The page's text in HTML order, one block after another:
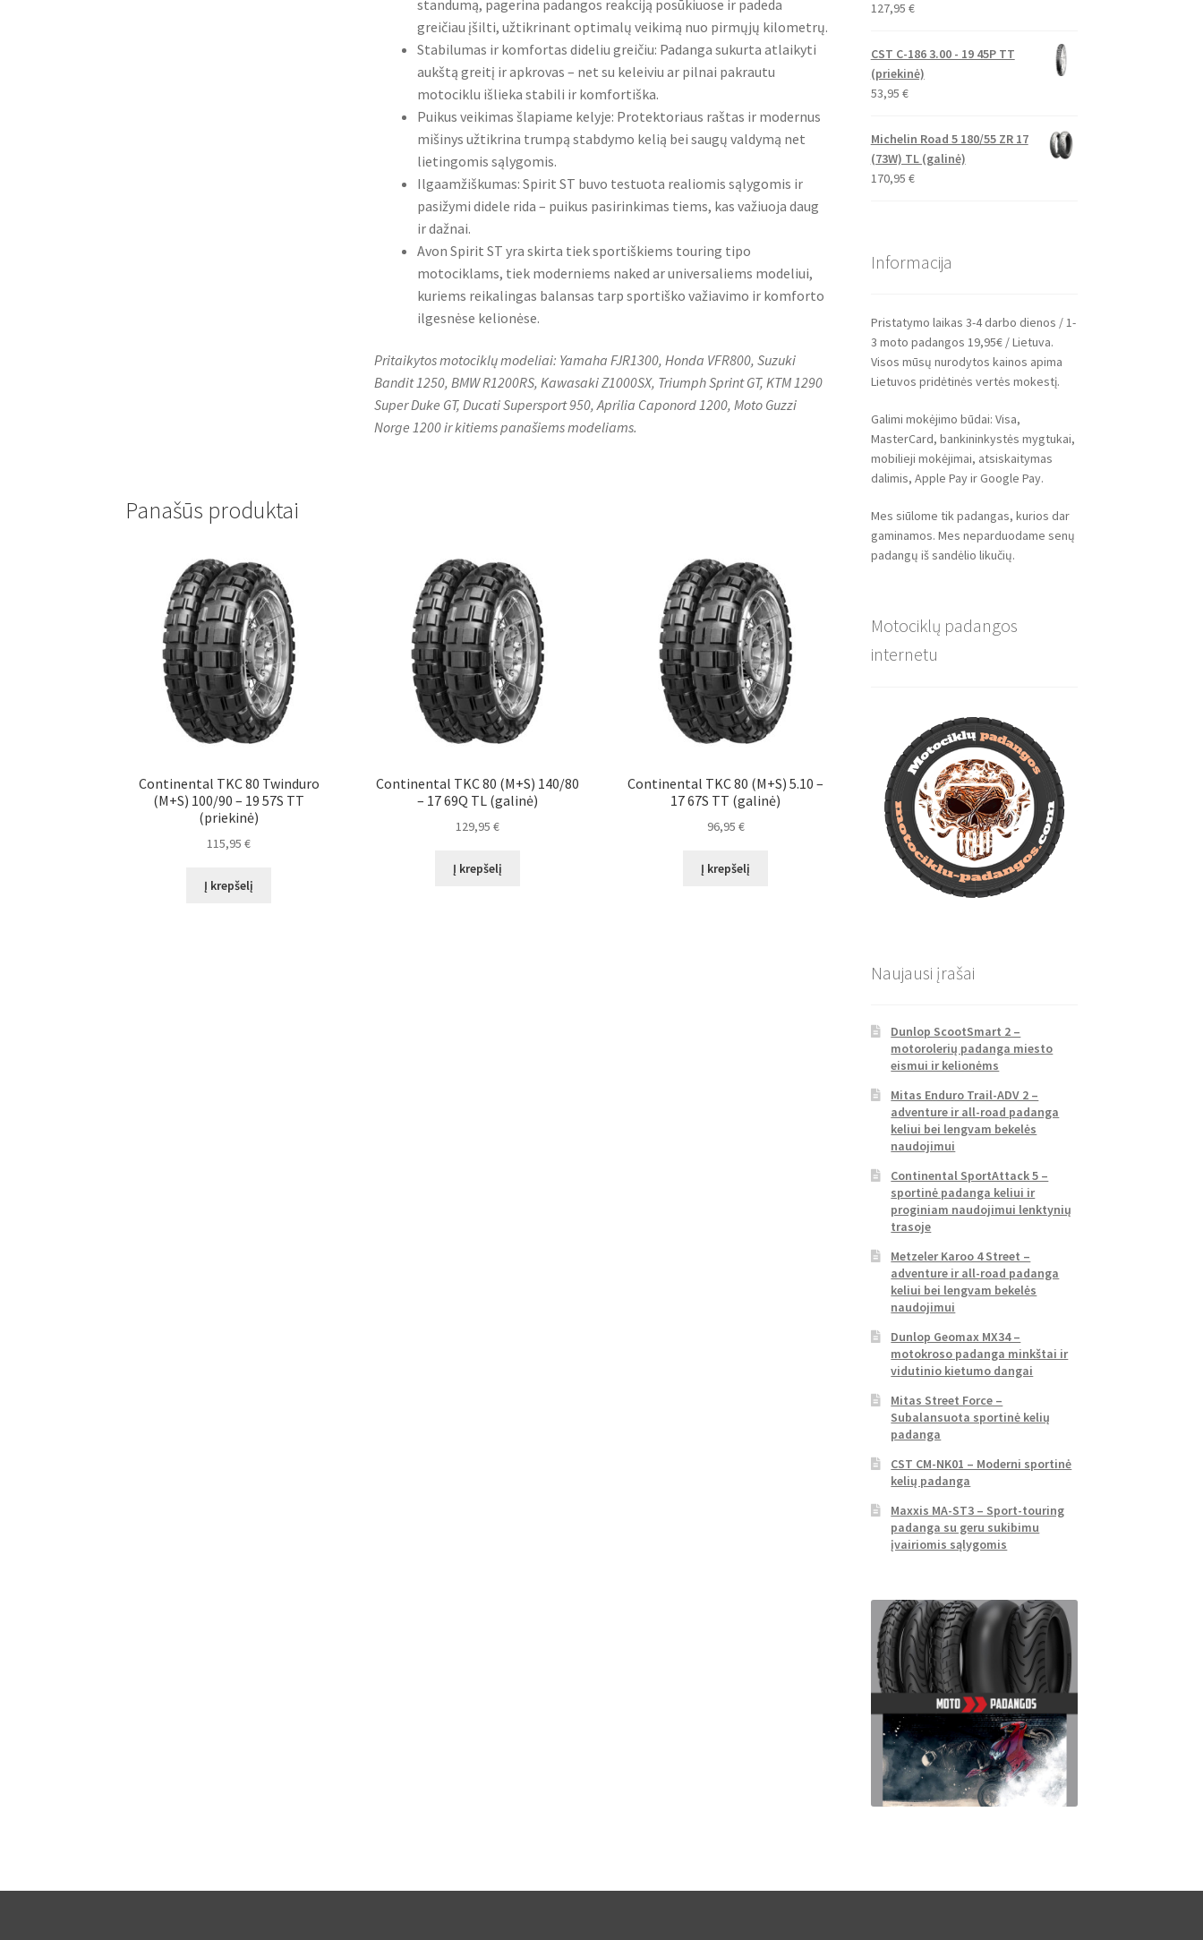
standumą, pagerina padangos reakciją posūkiuose ir padeda
greičiau įšilti, užtikrinant optimalų veikimą nuo pirmųjų kilometrų.
Stabilumas ir komfortas dideliu greičiu: Padanga sukurta atlaikyti
aukštą greitį ir apkrovas – net su keleiviu ar pilnai pakrautu
motociklu išlieka stabili ir komfortiška.
Puikus veikimas šlapiame kelyje: Protektoriaus raštas ir modernus
mišinys užtikrina trumpą stabdymo kelią bei saugų valdymą net
lietingomis sąlygomis.
Ilgaamžiškumas: Spirit ST buvo testuota realiomis sąlygomis ir
pasižymi didele rida – puikus pasirinkimas tiems, kas važiuoja daug
ir dažnai.
Avon Spirit ST yra skirta tiek sportiškiems touring tipo
motociklams, tiek moderniems naked ar universaliems modeliui,
kuriems reikalingas balansas tarp sportiško važiavimo ir komforto
ilgesnėse kelionėse.
Pritaikytos motociklų modeliai: Yamaha FJR1300, Honda VFR800, Suzuki
Bandit 1250, BMW R1200RS, Kawasaki Z1000SX, Triumph Sprint GT, KTM 1290
Super Duke GT, Ducati Supersport 950, Aprilia Caponord 1200, Moto Guzzi
Norge 1200 ir kitiems panašiems modeliams.
Panašūs produktai
Continental TKC 80 Twinduro
(M+S) 100/90 – 19 57S TT
(priekinė)
115,95€
Į krepšelį
Continental TKC 80 (M+S) 140/80
– 17 69Q TL (galinė)
129,95 €
Į krepšelį
Continental TKC 80 (M+S) 5.10 –
17 67S TT (galinė)
96,95 €
Į krepšelį
127,95 €
CST C-186 3.00 - 19 45P TT
(priekinė)
53,95 €
Michelin Road 5 180/55 ZR 17
(73W) TL (galinė)
170,95 €
Informacija
Pristatymo laikas 3-4 darbo dienos / 1-
3 moto padangos 19,95€ / Lietuva.
Visos mūsų nurodytos kainos apima
Lietuvos pridėtinės vertės mokestį.
Galimi mokėjimo būdai: Visa,
MasterCard, bankininkystės mygtukai,
mobilieji mokėjimai, atsiskaitymas
dalimis, Apple Pay ir Google Pay.
Mes siūlome tik padangas, kurios dar
gaminamos. Mes neparduodame senų
padangų iš sandėlio likučių.
Motociklų padangos
internetu
Naujausi įrašai
Dunlop ScootSmart 2 –
motorolerių padanga miesto
eismui ir kelionėms
Mitas Enduro Trail-ADV 2 –
adventure ir all-road padanga
keliui bei lengvam bekelės
naudojimui
Continental SportAttack 5 –
sportinė padanga keliui ir
proginiam naudojimui lenktynių
trasoje
Metzeler Karoo 4 Street –
adventure ir all-road padanga
keliui bei lengvam bekelės
naudojimui
Dunlop Geomax MX34 –
motokroso padanga minkštai ir
vidutinio kietumo dangai
Mitas Street Force –
Subalansuota sportinė kelių
padanga
CST CM-NK01 – Moderni sportinė
kelių padanga
Maxxis MA-ST3 – Sport-touring
padanga su geru sukibimu
įvairiomis sąlygomis